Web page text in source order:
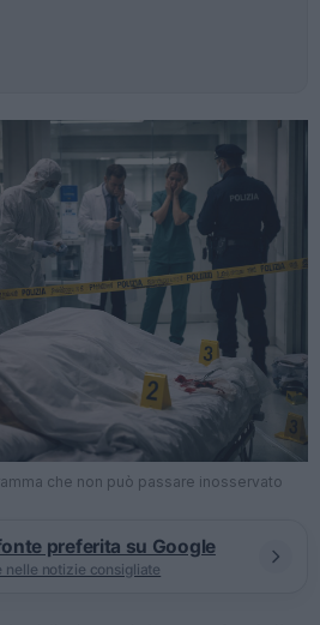
che non può passare inosservato
preferita su Google
nelle notizie consigliate